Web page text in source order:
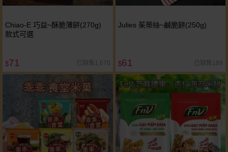
Chiao-E 巧益~酥脆薄餅(270g)
款式可選
$71 已銷售1,670
Julies 茱蒂絲~鹹脆餅(250g)
$61 已銷售189